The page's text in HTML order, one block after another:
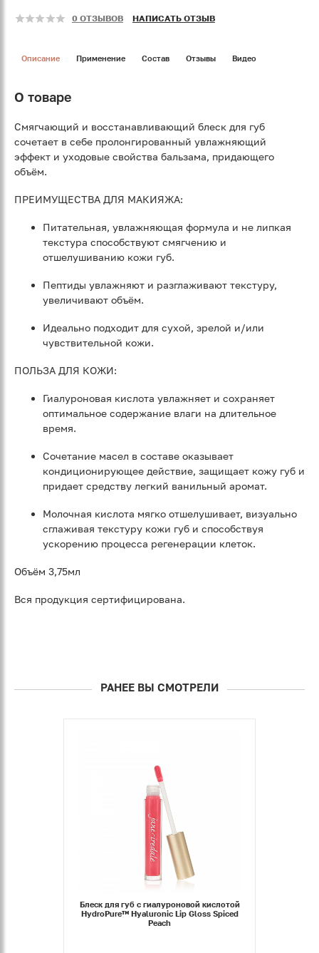
0 ОТЗЫВОВ НАПИСАТЬ ОТЗЫВ
Описание Применение Состав Отзывы Видео
О товаре
Смягчающий и восстанавливающий блеск для губ
сочетает в себе пролонгированный увлажняющий
эффект и уходовые свойства бальзама, придающего
объём.
ПРЕИМУЩЕСТВА ДЛЯ МАКИЯЖА:
Питательная, увлажняющая формула и не липкая
текстура способствуют смягчению и
отшелушиванию кожи губ.
Пептиды увлажняют и разглаживают текстуру,
увеличивают объём.
Идеально подходит для сухой, зрелой и/или
чувствительной кожи.
ПОЛЬЗА ДЛЯ КОЖИ:
Гиалуроновая кислота увлажняет и сохраняет
оптимальное содержание влаги на длительное
время.
Сочетание масел в составе оказывает
кондиционирующее действие, защищает кожу губ и
придает средству легкий ванильный аромат.
Молочная кислота мягко отшелушивает, визуально
сглаживая текстуру кожи губ и способствуя
ускорению процесса регенерации клеток.
Объём 3,75мл
Вся продукция сертифицирована.
РАНЕЕ ВЫ СМОТРЕЛИ
Блеск для губ с гиалуроновой кислотой
HydroPure™ Hyaluronic Lip Gloss Spiced
Peach